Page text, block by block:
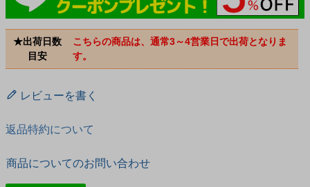
★出荷日数
目安
こちらの商品は、通常3～4営業日で出荷となりま
す。
レビューを書く
返品特約について
商品についてのお問い合わせ